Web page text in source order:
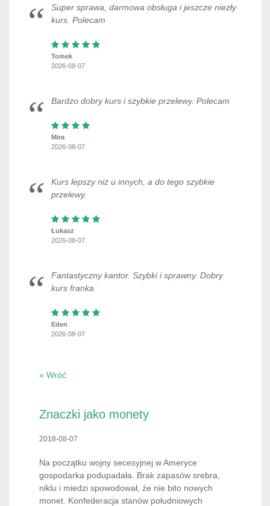
Super sprawa, darmowa obsługa i jeszcze niezły
kurs. Polecam
Tomek
2026-08-07
Bardzo dobry kurs i szybkie przelewy. Polecam
Mira
2026-08-07
Kurs lepszy niż u innych, a do tego szybkie
przelewy.
Łukasz
2026-08-07
Fantastyczny kantor. Szybki i sprawny. Dobry
kurs franka
Eden
2026-08-07
« Wróć
Znaczki jako monety
2018-08-07
Na początku wojny secesyjnej w Ameryce
gospodarka podupadała. Brak zapasów srebra,
niklu i miedzi spowodował, że nie bito nowych
monet. Konfederacja stanów południowych